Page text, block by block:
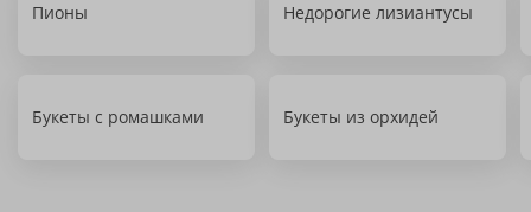
Пионы Недорогие лизиантусы
Букеты с ромашками Букеты из орхидей